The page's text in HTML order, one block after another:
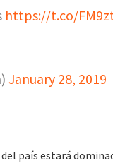
https://t.co/
January 28, 2019
país estará